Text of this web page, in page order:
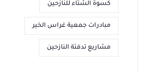
كسوة الشتاء للنازحين
مبادرات جمعية غراس الخير
مشاريع تدفئة النازحين